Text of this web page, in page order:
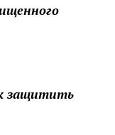
защитить